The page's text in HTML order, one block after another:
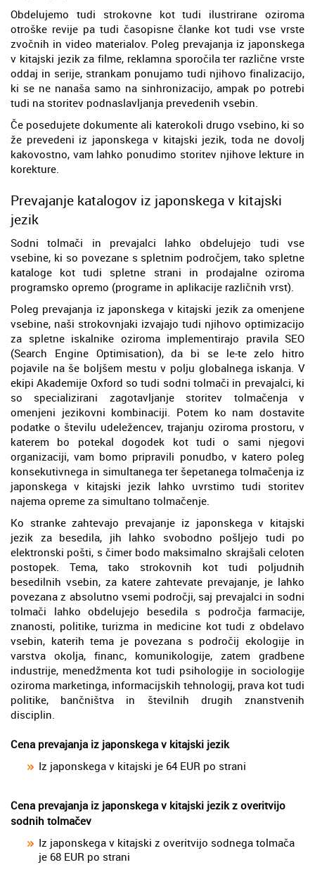
Obdelujemo tudi strokovne kot tudi ilustrirane oziroma
otroške revije pa tudi časopisne članke kot tudi vse vrste
zvočnih in video materialov. Poleg prevajanja iz japonskega
v kitajski jezik za filme, reklamna sporočila ter različne vrste
oddaj in serije, strankam ponujamo tudi njihovo finalizacijo,
ki se ne nanaša samo na sinhronizacijo, ampak po potrebi
tudi na storitev podnaslavljanja prevedenih vsebin.
Če posedujete dokumente ali katerokoli drugo vsebino, ki so
že prevedeni iz japonskega v kitajski jezik, toda ne dovolj
kakovostno, vam lahko ponudimo storitev njihove lekture in
korekture.
Prevajanje katalogov iz japonskega v kitajski
jezik
Sodni tolmači in prevajalci lahko obdelujejo tudi vse
vsebine, ki so povezane s spletnim področjem, tako spletne
kataloge kot tudi spletne strani in prodajalne oziroma
programsko opremo (programe in aplikacije različnih vrst).
Poleg prevajanja iz japonskega v kitajski jezik za omenjene
vsebine, naši strokovnjaki izvajajo tudi njihovo optimizacijo
za spletne iskalnike oziroma implementirajo pravila SEO
(Search Engine Optimisation), da bi se le-te zelo hitro
pojavile na še boljšem mestu v polju globalnega iskanja. V
ekipi Akademije Oxford so tudi sodni tolmači in prevajalci, ki
so specializirani zagotavljanje storitev tolmačenja v
omenjeni jezikovni kombinaciji. Potem ko nam dostavite
podatke o številu udeležencev, trajanju oziroma prostoru, v
katerem bo potekal dogodek kot tudi o sami njegovi
organizaciji, vam bomo pripravili ponudbo, v katero poleg
konsekutivnega in simultanega ter šepetanega tolmačenja iz
japonskega v kitajski jezik lahko uvrstimo tudi storitev
najema opreme za simultano tolmačenje.
Ko stranke zahtevajo prevajanje iz japonskega v kitajski
jezik za besedila, jih lahko svobodno pošljejo tudi po
elektronski pošti, s čimer bodo maksimalno skrajšali celoten
postopek. Tema, tako strokovnih kot tudi poljudnih
besedilnih vsebin, za katere zahtevate prevajanje, je lahko
povezana z absolutno vsemi področji, saj prevajalci in sodni
tolmači lahko obdelujejo besedila s področja farmacije,
znanosti, politike, turizma in medicine kot tudi z obdelavo
vsebin, katerih tema je povezana s področij ekologije in
varstva okolja, financ, komunikologije, zatem gradbene
industrije, menedžmenta kot tudi psihologije in sociologije
oziroma marketinga, informacijskih tehnologij, prava kot tudi
politike, bančništva in številnih drugih znanstvenih
disciplin.
Cena prevajanja iz japonskega v kitajski jezik
Iz japonskega v kitajski je 64 EUR po strani
Cena prevajanja iz japonskega v kitajski jezik z overitvijo
sodnih tolmačev
Iz japonskega v kitajski z overitvijo sodnega tolmača
je 68 EUR po strani